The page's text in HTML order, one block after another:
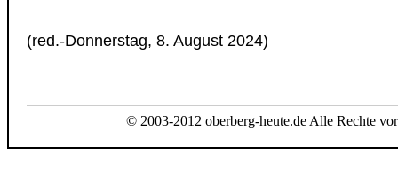
(red.-Donnerstag, 8. August 2024)
© 2003-2012 oberberg-heute.de Alle Rechte